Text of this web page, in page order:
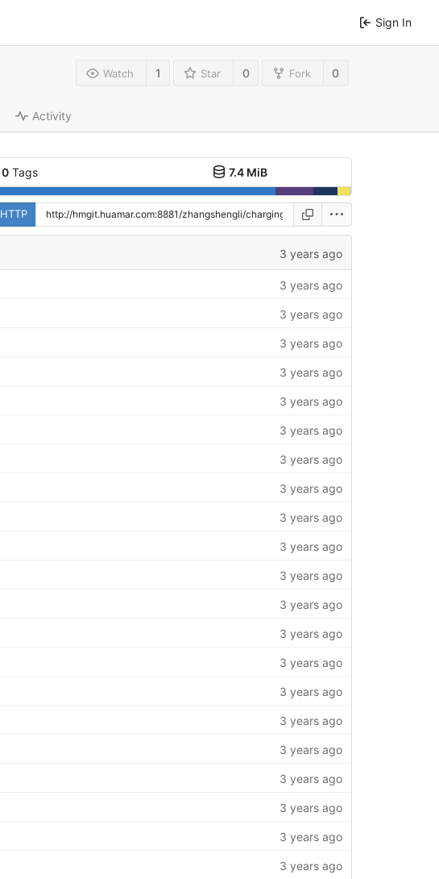
Sign In
Watch 1 Star 0 Fork 0
Activity
0 Tags 7.4 MiB
HTTP
3 years ago
3 years ago
3 years ago
3 years ago
3 years ago
3 years ago
3 years ago
3 years ago
3 years ago
3 years ago
3 years ago
3 years ago
3 years ago
3 years ago
3 years ago
3 years ago
3 years ago
3 years ago
3 years ago
3 years ago
3 years ago
3 years ago